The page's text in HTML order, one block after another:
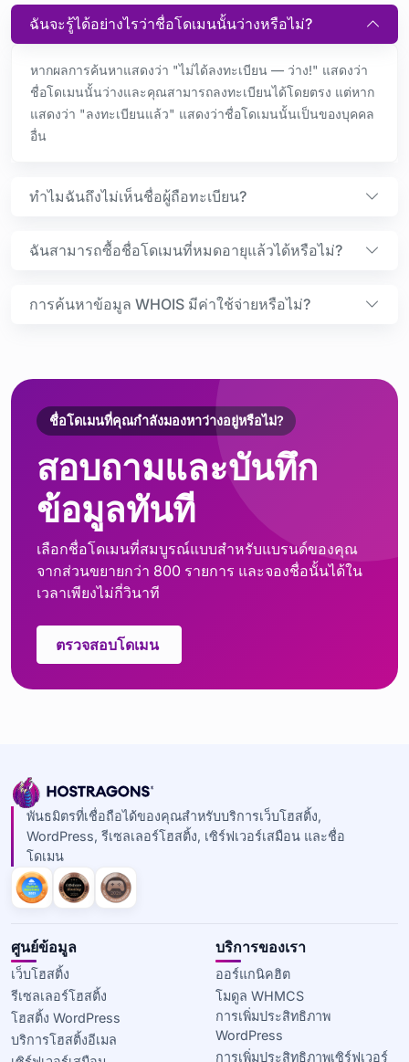
ฉันจะรู้ได้อย่างไรว่าชื่อโดเมนนั้นว่างหรือไม่?
หากผลการค้นหาแสดงว่า "ไม่ได้ลงทะเบียน — ว่าง!" แสดงว่า
ชื่อโดเมนนั้นว่างและคุณสามารถลงทะเบียนได้โดยตรง แต่หาก
แสดงว่า "ลงทะเบียนแล้ว" แสดงว่าชื่อโดเมนนั้นเป็นของบุคคล
อื่น
ทำไมฉันถึงไม่เห็นชื่อผู้ถือทะเบียน?
ฉันสามารถซื้อชื่อโดเมนที่หมดอายุแล้วได้หรือไม่?
การค้นหาข้อมูล WHOIS มีค่าใช้จ่ายหรือไม่?
ชื่อโดเมนที่คุณกำลังมองหาว่างอยู่หรือไม่?
สอบถามและบันทึก
ข้อมูลทันที
เลือกชื่อโดเมนที่สมบูรณ์แบบสำหรับแบรนด์ของคุณ
จากส่วนขยายกว่า 800 รายการ และจองชื่อนั้นได้ใน
เวลาเพียงไม่กี่วินาที
ตรวจสอบโดเมน
พันธมิตรที่เชื่อถือได้ของคุณสำหรับบริการเว็บโฮสติ้ง,
WordPress, รีเซลเลอร์โฮสติ้ง, เซิร์ฟเวอร์เสมือน และชื่อ
โดเมน
ศูนย์ข้อมูล
เว็บโฮสติ้ง
รีเซลเลอร์โฮสติ้ง
โฮสติ้ง WordPress
บริการโฮสติ้งอีเมล
บริการของเรา
ออร์แกนิคฮิต
โมดูล WHMCS
การเพิ่มประสิทธิภาพ
WordPress
การเพิ่มประสิทธิภาพเซิร์ฟเวอร์